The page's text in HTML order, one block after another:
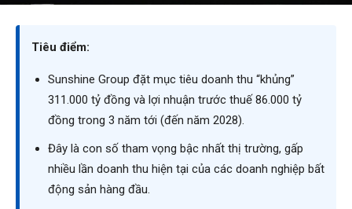
Tiêu điểm:
Sunshine Group đặt mục tiêu doanh thu “khủng”
311.000 tỷ đồng và lợi nhuận trước thuế 86.000 tỷ
đồng trong 3 năm tới (đến năm 2028).
Đây là con số tham vọng bậc nhất thị trường, gấp
nhiều lần doanh thu hiện tại của các doanh nghiệp bất
động sản hàng đầu.